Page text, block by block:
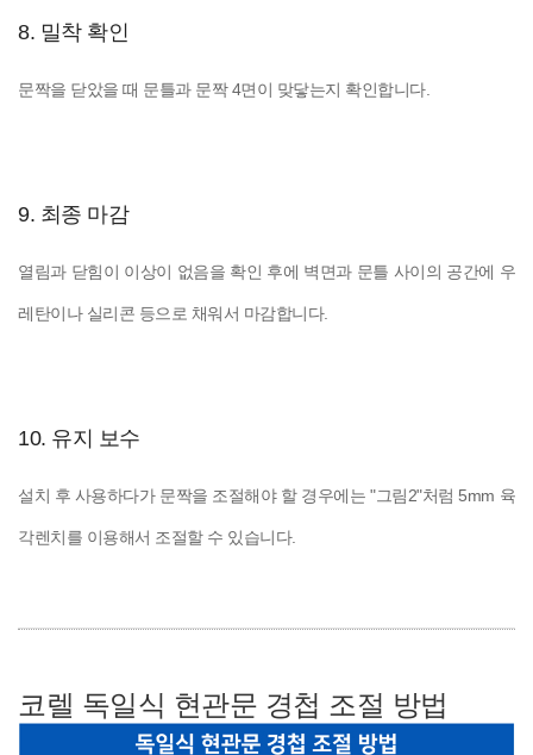
8. 밀착 확인
문짝을 닫았을 때 문틀과 문짝 4면이 맞닿는지 확인합니다.
9. 최종 마감
열림과 닫힘이 이상이 없음을 확인 후에 벽면과 문틀 사이의 공간에 우
레탄이나 실리콘 등으로 채워서 마감합니다.
10. 유지 보수
설치 후 사용하다가 문짝을 조절해야 할 경우에는 "그림2"처럼 5mm 육
각렌치를 이용해서 조절할 수 있습니다.
코렐 독일식 현관문 경첩 조절 방법